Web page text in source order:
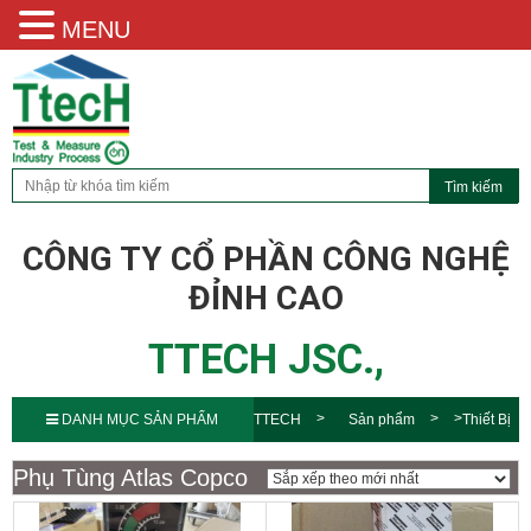
CÔNG TY CỔ PHẦN CÔNG NGHỆ
ĐỈNH CAO
TTECH JSC.,
DANH MỤC SẢN PHẨM TTECH Sản phẩm Thiết Bị
Khí Nén Phụ Tùng Atlas
Copco
Phụ Tùng Atlas Copco
MENU